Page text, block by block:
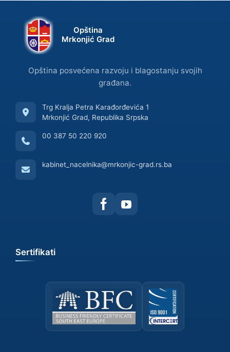
Opština
Mrkonjić Grad
Opština posvećena razvoju i blagostanju svojih
građana.
Trg Kralja Petra Karađorđevića 1
Mrkonjić Grad, Republika Srpska
00 387 50 220 920
kabinet_nacelnika@mrkonjic-grad.rs.ba
Sertifikati